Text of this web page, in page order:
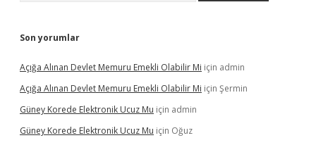
Son yorumlar
Açığa Alınan Devlet Memuru Emekli Olabilir Mi için admin
Açığa Alınan Devlet Memuru Emekli Olabilir Mi için Şermin
Güney Korede Elektronik Ucuz Mu için admin
Güney Korede Elektronik Ucuz Mu için Oğuz